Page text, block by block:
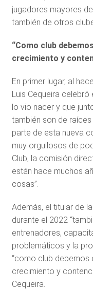
jugadores mayores
también de otros
“Como club
crecimiento y
En primer lugar, al
Luis Cequeira
lo vio nacer y que
también son de
parte de esta nueva
muy orgullosos de
Club, la comisión
están hace muchos
cosas”.
Además, el titular de
durante el 2022
entrenadores,
problemáticos y la
“como club debemos
crecimiento y
Cequeira.